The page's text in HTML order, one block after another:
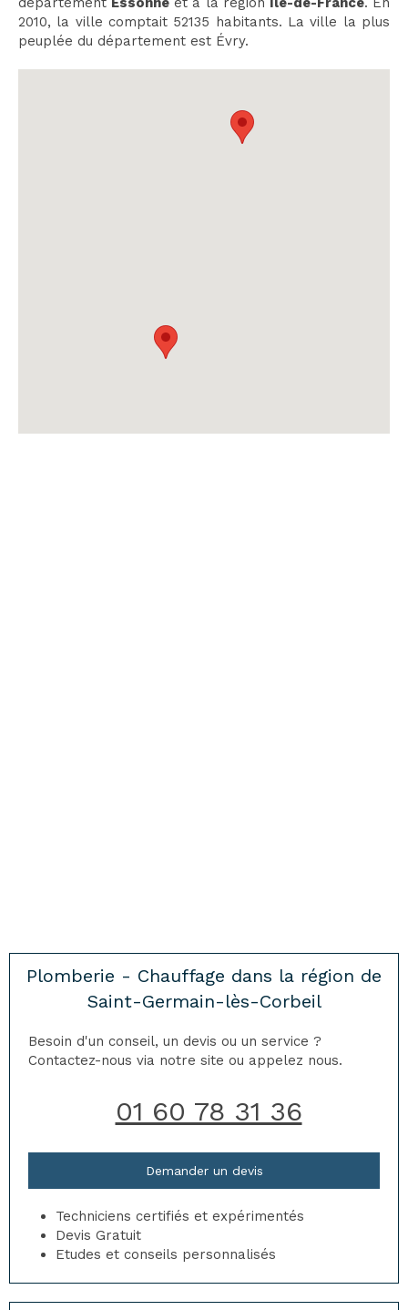
2010, la ville comptait 52135 habitants. La ville la plus
peuplée du département est Évry.
Plomberie - Chauffage dans la région de
Saint-Germain-lès-Corbeil
Besoin d'un conseil, un devis ou un service ?
Contactez-nous via notre site ou appelez nous.
01 60 78 31 36
Demander un devis
Techniciens certifiés et expérimentés
Devis Gratuit
Etudes et conseils personnalisés